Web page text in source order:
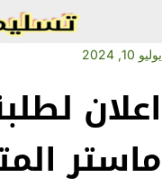
يوليو 10, 2024
اعلان
ماستر